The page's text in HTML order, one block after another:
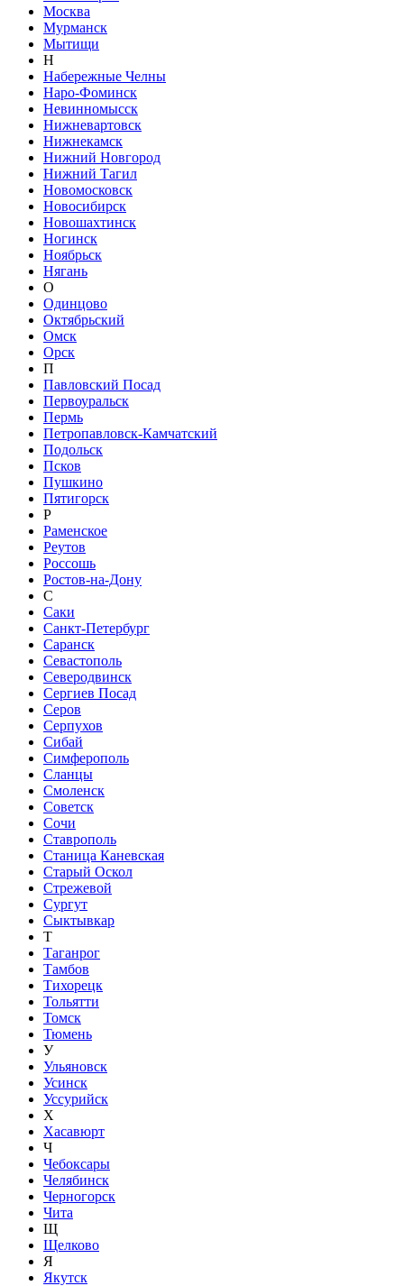
Москва
Мурманск
Мытищи
Н
Набережные Челны
Наро-Фоминск
Невинномысск
Нижневартовск
Нижнекамск
Нижний Новгород
Нижний Тагил
Новомосковск
Новосибирск
Новошахтинск
Ногинск
Ноябрьск
Нягань
О
Одинцово
Октябрьский
Омск
Орск
П
Павловский Посад
Первоуральск
Пермь
Петропавловск-Камчатский
Подольск
Псков
Пушкино
Пятигорск
Р
Раменское
Реутов
Россошь
Ростов-на-Дону
С
Саки
Санкт-Петербург
Саранск
Севастополь
Северодвинск
Сергиев Посад
Серов
Серпухов
Сибай
Симферополь
Сланцы
Смоленск
Советск
Сочи
Ставрополь
Станица Каневская
Старый Оскол
Стрежевой
Сургут
Сыктывкар
Т
Таганрог
Тамбов
Тихорецк
Тольятти
Томск
Тюмень
У
Ульяновск
Усинск
Уссурийск
Х
Хасавюрт
Ч
Чебоксары
Челябинск
Черногорск
Чита
Щ
Щелково
Я
Якутск